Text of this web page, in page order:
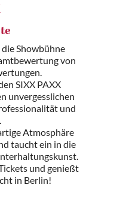
Showbühne
von
SIXX PAXX
unvergesslichen
und
Atmosphäre
taucht ein in die
und genießt
in Berlin!